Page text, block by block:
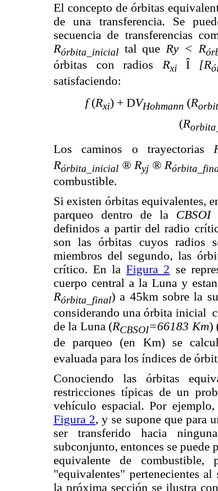
El concepto de órbitas
de una transferencia. Se
secuencia de transferencias
Rórbita_inicial tal que Ry < R
órbitas con radios Rxi Î [R
satisfaciendo:
f(Rxi) + DVHohmann (R
(R
Los caminos o trayectorias
Rórbita_inicial ® Ryj ® R
combustible.
Si existen órbitas equivalentes,
parqueo dentro de la CBSOI
definidos a partir del radio
son las órbitas cuyos radios
miembros del segundo, las
crítico. En laFigura 2 se
cuerpo central a la Luna y
Rórbita_final) a 45km sobre la
considerando una órbita inicial
de la Luna (RCBSOI=66183 Km)
de parqueo (en Km) se
evaluada para los índices de
Conociendo las órbitas
restricciones típicas de un
vehículo espacial. Por
Figura 2, y se supone que para
ser transferido hacia
subconjunto, entonces se puede
equivalente de
"equivalentes" pertenecientes
la próxima sección se ilustra